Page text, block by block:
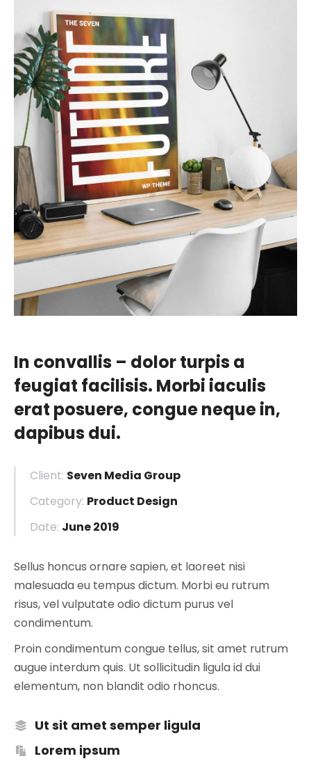
In convallis – dolor turpis a
feugiat facilisis. Morbi iaculis
erat posuere, congue neque in,
dapibus dui.
Client: Seven Media Group
Category: Product Design
Date: June 2019
Sellus honcus ornare sapien, et laoreet nisi
malesuada eu tempus dictum. Morbi eu rutrum
risus, vel vulputate odio dictum purus vel
condimentum.
Proin condimentum congue tellus, sit amet rutrum
augue interdum quis. Ut sollicitudin ligula id dui
elementum, non blandit odio rhoncus.
Ut sit amet semper ligula
Lorem ipsum